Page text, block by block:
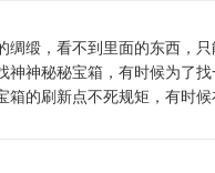
绸缎，看不到里面的东西，只
神神秘秘宝箱，有时候为了找
箱的刷新点不死规矩，有时候